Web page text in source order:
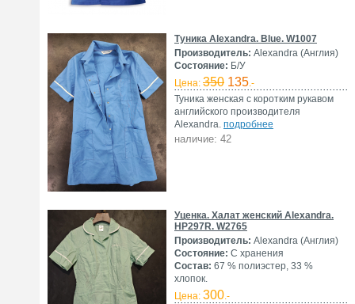
Туника Alexandra. Blue. W1007
Производитель: Alexandra (Англия)
Состояние: Б/У
Цена: 350 135.-
Туника женская с коротким рукавом
английского производителя
Alexandra. подробнее
наличие: 42
Уценка. Халат женский Alexandra.
HP297R. W2765
Производитель: Alexandra (Англия)
Состояние: С хранения
Состав: 67 % полиэстер, 33 %
хлопок.
Цена: 300.-